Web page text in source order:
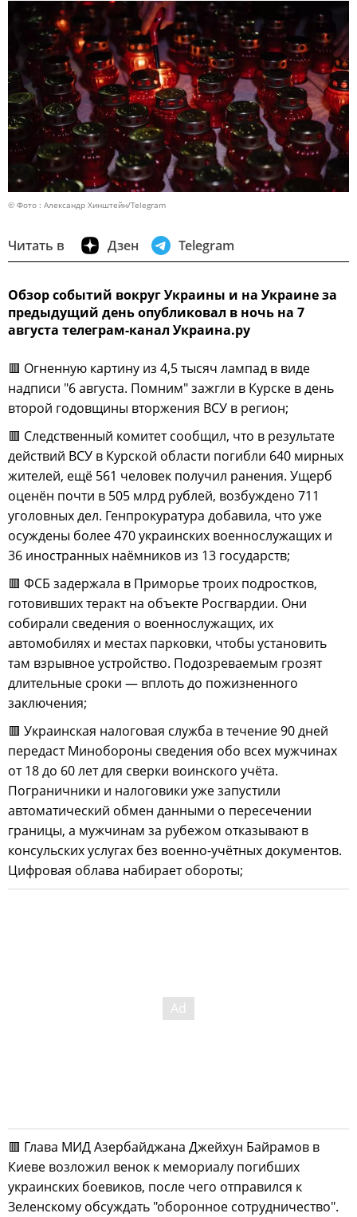
© Фото : Александр Хинштейн/Telegram
Читать в Дзен Telegram
Обзор событий вокруг Украины и на Украине за
предыдущий день опубликовал в ночь на 7
августа телеграм-канал Украина.ру
🟥 Огненную картину из 4,5 тысяч лампад в виде
надписи "6 августа. Помним" зажгли в Курске в день
второй годовщины вторжения ВСУ в регион;
🟥 Следственный комитет сообщил, что в результате
действий ВСУ в Курской области погибли 640 мирных
жителей, ещё 561 человек получил ранения. Ущерб
оценён почти в 505 млрд рублей, возбуждено 711
уголовных дел. Генпрокуратура добавила, что уже
осуждены более 470 украинских военнослужащих и
36 иностранных наёмников из 13 государств;
🟥 ФСБ задержала в Приморье троих подростков,
готовивших теракт на объекте Росгвардии. Они
собирали сведения о военнослужащих, их
автомобилях и местах парковки, чтобы установить
там взрывное устройство. Подозреваемым грозят
длительные сроки — вплоть до пожизненного
заключения;
🟥 Украинская налоговая служба в течение 90 дней
передаст Минобороны сведения обо всех мужчинах
от 18 до 60 лет для сверки воинского учёта.
Пограничники и налоговики уже запустили
автоматический обмен данными о пересечении
границы, а мужчинам за рубежом отказывают в
консульских услугах без военно-учётных документов.
Цифровая облава набирает обороты;
🟥 Глава МИД Азербайджана Джейхун Байрамов в
Киеве возложил венок к мемориалу погибших
украинских боевиков, после чего отправился к
Зеленскому обсуждать "оборонное сотрудничество".